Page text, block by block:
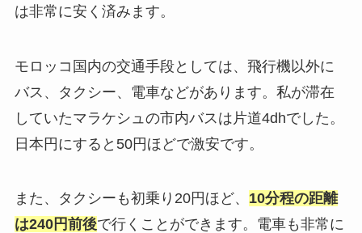
は非常に安く済みます。
モロッコ国内の交通手段としては、飛行機以外に
バス、タクシー、電車などがあります。私が滞在
していたマラケシュの市内バスは片道4dhでした。
日本円にすると50円ほどで激安です。
また、タクシーも初乗り20円ほど、 10分程の距離
は240円前後で行くことができます。電車も非常に